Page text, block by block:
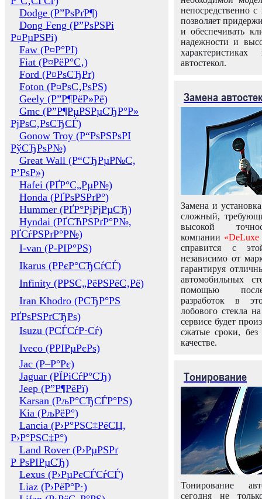
Dodge (Р”РѕРґР¶)
Dong Feng (Р”РѕРЅРі
Р¤РµРЅРі)
Faw (Р¤Р°РІ)
Fiat (Р¤РёР°С‚)
Ford (Р¤РѕСЂРґ)
Foton (Р¤РѕС‚РѕРЅ)
Geely (Р”Р¶РёР»Рё)
Gmc (Р”Р¶РµРЅРµСЂР°Р»
РјРѕС‚РѕСЂСЃ)
Gonow Troy (Р“РѕРЅРѕРІ
РўСЂРѕР№)
Great Wall (Р“СЂРµР№С‚
Р’РѕР»)
Hafei (РҐР°С„РµР№)
Honda (РҐРѕРЅРґР°)
Hummer (РҐР°РјРјРµСЂ)
Hyndai (РҐСЋРЅРґР°Р№,
РҐСѓРЅРґР°Р№)
I-van (Р-РІР°РЅ)
Ikarus (РРєР°СЂСѓСЃ)
Infinity (РРЅС„РёРЅРёС‚Рё)
Iran Khodro (РСЂР°РЅ
РҐРѕРЅРґСЂРѕ)
Isuzu (РСЃСѓР·Сѓ)
Iveco (РРІРµРєРѕ)
Jac (Р–Р°Рє)
Jaguar (РЇРіСѓР°СЂ)
Jeep (Р”Р¶РёРї)
Karsan (РљР°СЂСЃР°РЅ)
Kia (РљРёР°)
Lancia (Р›Р°РЅС‡РёСЏ,
Р›Р°РЅС‡Р°)
Land Rover (Р›РµРЅРґ
Р РѕРІРµСЂ)
Lexus (Р›РµРєСЃСѓСЃ)
Liaz (Р›РёР°Р·)
непосредственно
позволяет
и обеспечивать
надежности и
автостекол.
Замена
Замена и
сложный,
высокой
компании «DeLuxe
справится с
независимо от
гарантируя
автомобильных
помощью
разработок в
лобового стекла
сервисе будет
сжатые сроки,
качестве.
Тонирование
Тонирование
сегодня не